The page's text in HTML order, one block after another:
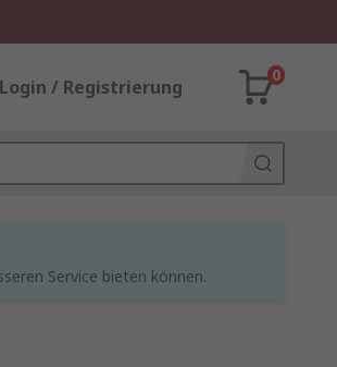
Login / Registrierung
0
Service bieten können.